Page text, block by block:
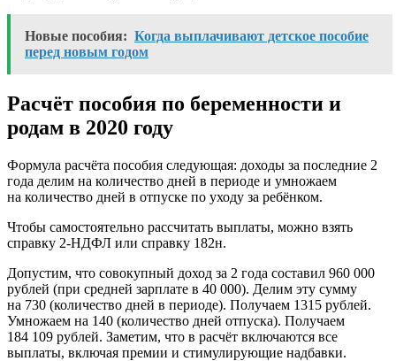
Новые пособия: Когда выплачивают детское пособие
перед новым годом
Расчёт пособия по беременности и
родам в 2020 году
Формула расчёта пособия следующая: доходы за последние 2
года делим на количество дней в периоде и умножаем
на количество дней в отпуске по уходу за ребёнком.
Чтобы самостоятельно рассчитать выплаты, можно взять
справку 2-НДФЛ или справку 182н.
Допустим, что совокупный доход за 2 года составил 960 000
рублей (при средней зарплате в 40 000). Делим эту сумму
на 730 (количество дней в периоде). Получаем 1315 рублей.
Умножаем на 140 (количество дней отпуска). Получаем
184 109 рублей. Заметим, что в расчёт включаются все
выплаты, включая премии и стимулирующие надбавки.